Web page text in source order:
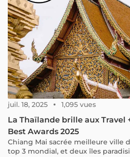
juil. 18, 2025 1,095 vues
La Thaïlande brille aux Travel
Best Awards 2025
Chiang Mai sacrée meilleure ville
top 3 mondial, et deux îles